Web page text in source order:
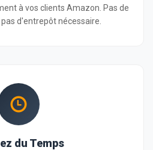
à vos clients Amazon. Pas de
d'entrepôt nécessaire.
du Temps